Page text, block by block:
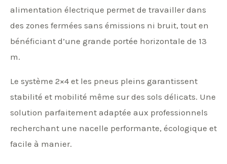
alimentation électrique permet de travailler dans
des zones fermées sans émissions ni bruit, tout en
bénéficiant d’une grande portée horizontale de 13
m.
Le système 2×4 et les pneus pleins garantissent
stabilité et mobilité même sur des sols délicats. Une
solution parfaitement adaptée aux professionnels
recherchant une nacelle performante, écologique et
facile à manier.